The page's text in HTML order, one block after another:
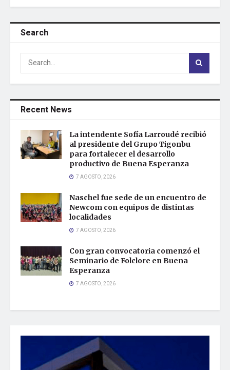
Search
Recent News
La intendente Sofía Larroudé recibió
al presidente del Grupo Tigonbu
para fortalecer el desarrollo
productivo de Buena Esperanza
7 AGOSTO, 2026
Naschel fue sede de un encuentro de
Newcom con equipos de distintas
localidades
7 AGOSTO, 2026
Con gran convocatoria comenzó el
Seminario de Folclore en Buena
Esperanza
7 AGOSTO, 2026